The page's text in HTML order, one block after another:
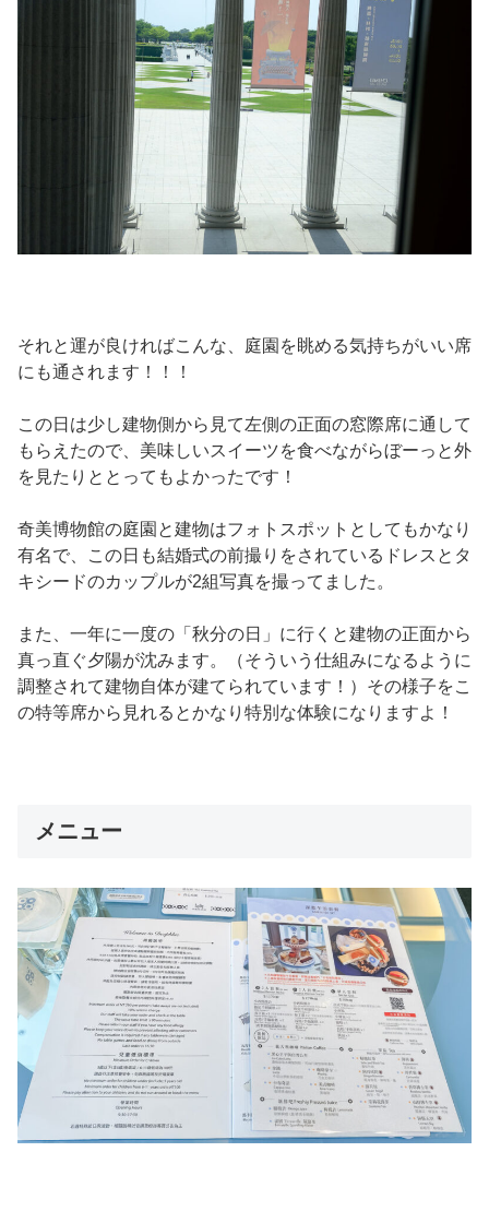
それと運が良ければこんな、庭園を眺める気持ちがいい席
にも通されます！！！
この日は少し建物側から見て左側の正面の窓際席に通して
もらえたので、美味しいスイーツを食べながらぼーっと外
を見たりととってもよかったです！
奇美博物館の庭園と建物はフォトスポットとしてもかなり
有名で、この日も結婚式の前撮りをされているドレスとタ
キシードのカップルが2組写真を撮ってました。
また、一年に一度の「秋分の日」に行くと建物の正面から
真っ直ぐ夕陽が沈みます。（そういう仕組みになるように
調整されて建物自体が建てられています！）その様子をこ
の特等席から見れるとかなり特別な体験になりますよ！
メニュー